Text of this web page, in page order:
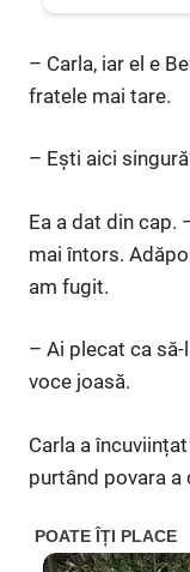
– Carla, iar el e
fratele mai tare.
– Ești aici
Ea a dat din cap.
mai întors.
am fugit.
– Ai plecat ca
voce joasă.
Carla a
purtând povara a